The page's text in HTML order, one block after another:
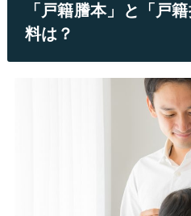
「戸籍謄本」と「戸
料は？